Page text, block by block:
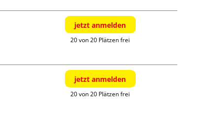
jetzt anmelden
20 von 20 Plätzen frei
jetzt anmelden
20 von 20 Plätzen frei